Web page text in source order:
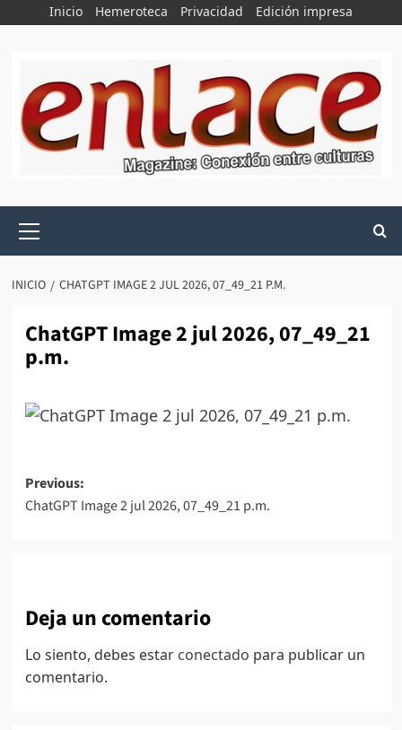
Inicio Hemeroteca Privacidad Edición impresa
principal
INICIO CHATGPT IMAGE 2 JUL 2026, 07_49_21 P.M.
ChatGPT Image 2 jul 2026, 07_49_21
p.m.
Post
navigation
Previous:
ChatGPT Image 2 jul 2026, 07_49_21 p.m.
Deja un comentario
Lo siento, debes estar conectado para publicar un
comentario.